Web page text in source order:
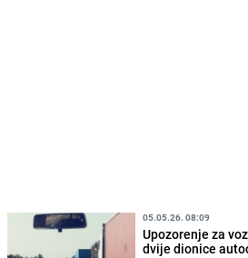
05.05.26. 08:09
Upozorenje za
dvije dionice